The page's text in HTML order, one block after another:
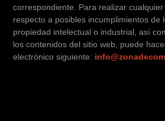
correspondiente. Para realizar
respecto a posibles incumplimientos de
propiedad intelectual o industrial, así
los contenidos del sitio web, puede
electrónico siguiente: